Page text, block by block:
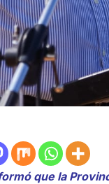
que la